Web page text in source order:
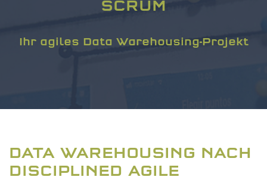
SCRUM
Ihr agiles Data Warehousing-Projekt
DATA WAREHOUSING NACH
DISCIPLINED AGILE